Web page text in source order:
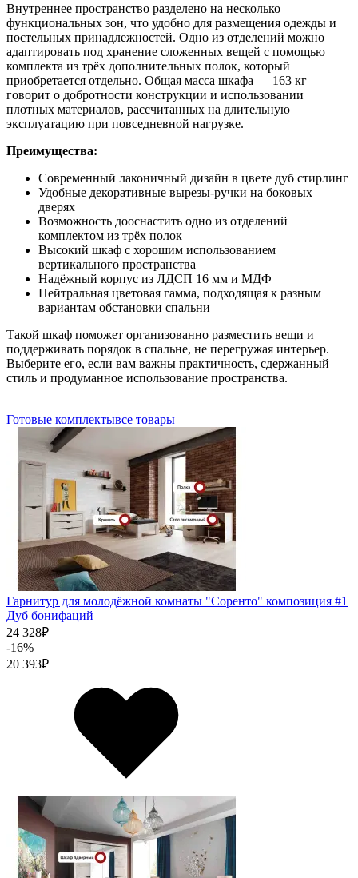
Внутреннее пространство разделено на несколько
функциональных зон, что удобно для размещения одежды и
постельных принадлежностей. Одно из отделений можно
адаптировать под хранение сложенных вещей с помощью
комплекта из трёх дополнительных полок, который
приобретается отдельно. Общая масса шкафа — 163 кг —
говорит о добротности конструкции и использовании
плотных материалов, рассчитанных на длительную
эксплуатацию при повседневной нагрузке.
Преимущества:
Современный лаконичный дизайн в цвете дуб стирлинг
Удобные декоративные вырезы-ручки на боковых
дверях
Возможность дооснастить одно из отделений
комплектом из трёх полок
Высокий шкаф с хорошим использованием
вертикального пространства
Надёжный корпус из ЛДСП 16 мм и МДФ
Нейтральная цветовая гамма, подходящая к разным
вариантам обстановки спальни
Такой шкаф поможет организованно разместить вещи и
поддерживать порядок в спальне, не перегружая интерьер.
Выберите его, если вам важны практичность, сдержанный
стиль и продуманное использование пространства.
Готовые комплектывсе товары
Гарнитур для молодёжной комнаты "Соренто" композиция #1
Дуб бонифаций
24 328₽
-16%
20 393₽